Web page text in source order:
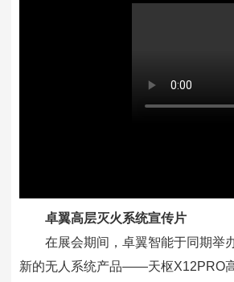
卓翼高层灭火系统宣传片
在展会期间，卓翼智能于同期举
新的无人系统产品——天枢X12PRO